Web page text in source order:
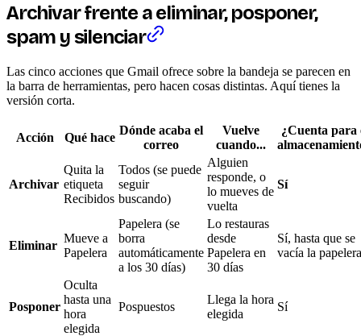
Archivar frente a eliminar, posponer,
spam y silenciar
Las cinco acciones que Gmail ofrece sobre la bandeja se parecen en
la barra de herramientas, pero hacen cosas distintas. Aquí tienes la
versión corta.
Acción Qué hace
Dónde acaba el
correo
Vuelve
cuando...
¿Cuenta para
Archivar
Quita la
etiqueta
Recibidos
Todos (se puede
seguir
buscando)
Alguien
responde, o
lo mueves de
vuelta
Sí
Eliminar
Mueve a
Papelera
Papelera (se
borra
automáticamente
a los 30 días)
Lo restauras
desde
Papelera en
30 días
Sí, hasta que se
vacía la papelera
Posponer
Oculta
hasta una
hora
elegida
Pospuestos
Llega la hora
elegida
Sí